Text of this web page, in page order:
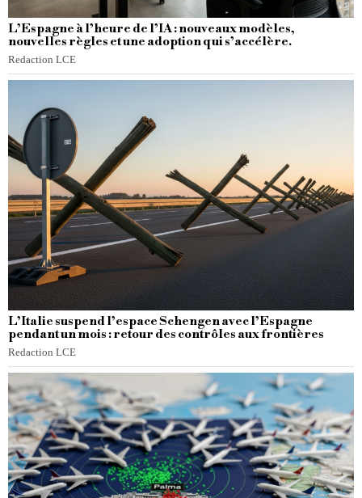
L’Espagne à l’heure de l’IA : nouveaux modèles,
nouvelles règles et une adoption qui s’accélère.
Redaction LCE
L’Italie suspend l’espace Schengen avec l’Espagne
pendant un mois : retour des contrôles aux frontières
Redaction LCE